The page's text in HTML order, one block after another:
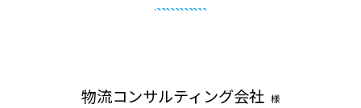
物流コンサルティング会社 様